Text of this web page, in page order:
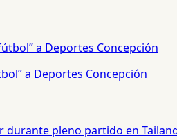
a Deportes Concepción